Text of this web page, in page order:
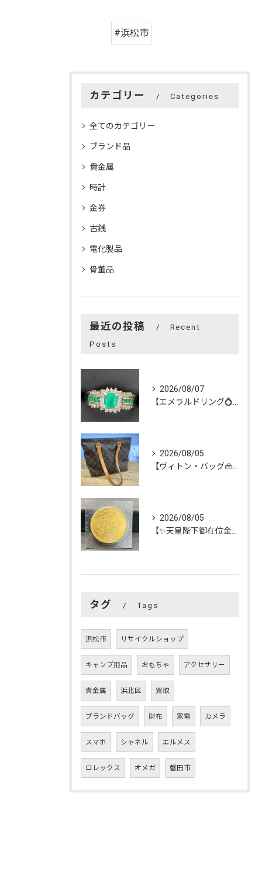
#浜松市
カテゴリー Categories
全てのカテゴリー
ブランド品
貴金属
時計
金券
古銭
電化製品
骨董品
最近の投稿
Recent
Posts
2026/08/07
2026/08/05
2026/08/05
タグ Tags
浜松市 リサイクルショップ
キャンプ用品 おもちゃ アクセサリー
貴金属 浜北区 買取
ブランドバッグ 財布 家電 カメラ
スマホ シャネル エルメス
ロレックス オメガ 磐田市